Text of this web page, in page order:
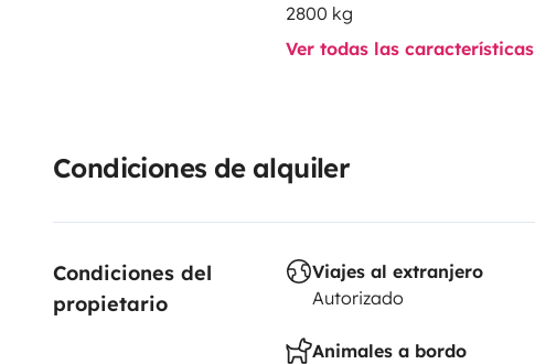
2800 kg
Ver todas las características
Condiciones de alquiler
Condiciones del
propietario
Viajes al extranjero
Autorizado
Animales a bordo